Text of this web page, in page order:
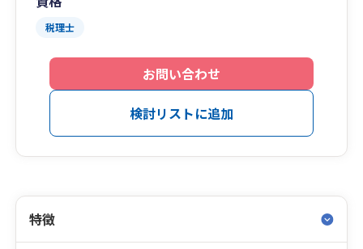
税理士
お問い合わせ
検討リストに追加
特徴